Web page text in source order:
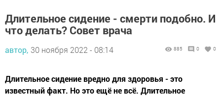
Длительное сидение - смерти подобно. И
что делать? Совет врача
автор, 30 ноября 2022 - 08:14 885 0 0
Длительное сидение вредно для здоровья - это
известный факт. Но это ещё не всё. Длительное